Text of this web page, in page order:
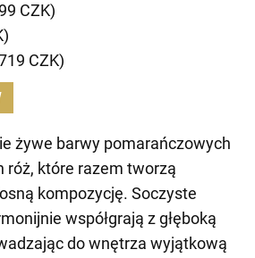
CZK)
CZK)
żywe barwy pomarańczowych
róż, które razem tworzą
kompozycję. Soczyste
współgrają z głęboką
do wnętrza wyjątkową